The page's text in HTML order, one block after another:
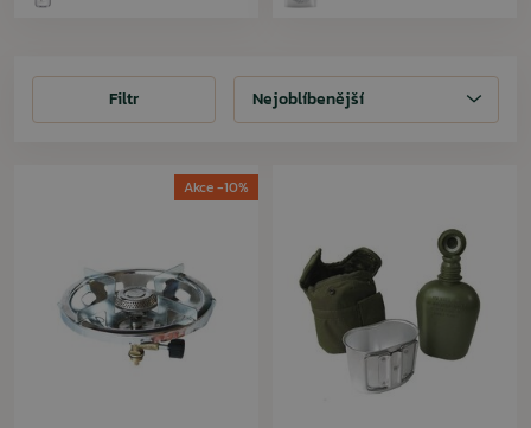
Filtr Nejoblíbenější
Akce -10%